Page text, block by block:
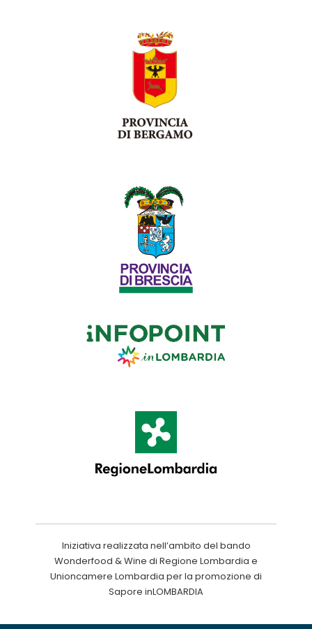
Iniziativa realizzata nell’ambito del bando
Wonderfood & Wine di Regione Lombardia e
Unioncamere Lombardia per la promozione di
Sapore inLOMBARDIA